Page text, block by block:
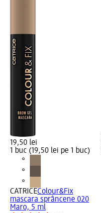
19,50 lei
1 buc (19,50 lei pe 1 buc)
CATRICEColour&Fix
mascara sprâncene 020
Maro, 5 ml